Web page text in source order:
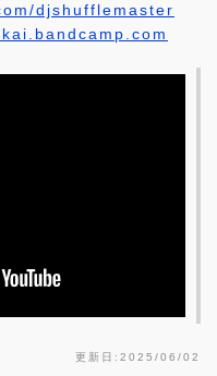
djshufflemaster
更新日:2025/06/02